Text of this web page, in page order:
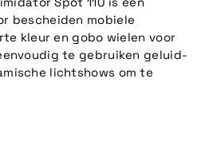
bescheiden mobiele
kleur en gobo wielen voor
te gebruiken geluid-
lichtshows om te